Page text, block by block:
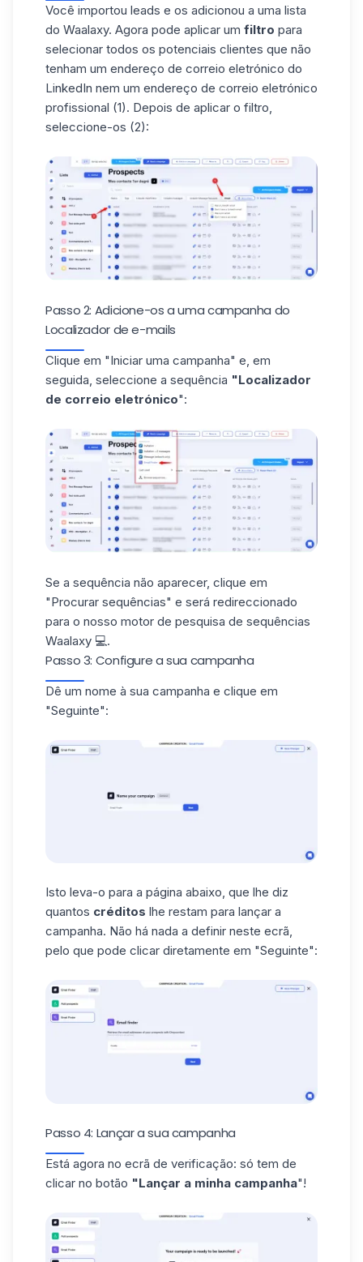
Você importou leads e os adicionou a uma lista
do Waalaxy. Agora pode aplicar um filtro para
selecionar todos os potenciais clientes que não
tenham um endereço de correio eletrónico do
LinkedIn nem um endereço de correio eletrónico
profissional (1). Depois de aplicar o filtro,
seleccione-os (2):
Passo 2: Adicione-os a uma campanha do
Localizador de e-mails
Clique em "Iniciar uma campanha" e, em
seguida, seleccione a sequência "Localizador
de correio eletrónico":
Se a sequência não aparecer, clique em
"Procurar sequências" e será redireccionado
para o nosso motor de pesquisa de sequências
Waalaxy 💻.
Passo 3: Configure a sua campanha
Dê um nome à sua campanha e clique em
"Seguinte":
Isto leva-o para a página abaixo, que lhe diz
quantos créditos lhe restam para lançar a
campanha. Não há nada a definir neste ecrã,
pelo que pode clicar diretamente em "Seguinte":
Passo 4: Lançar a sua campanha
Está agora no ecrã de verificação: só tem de
clicar no botão "Lançar a minha campanha"!